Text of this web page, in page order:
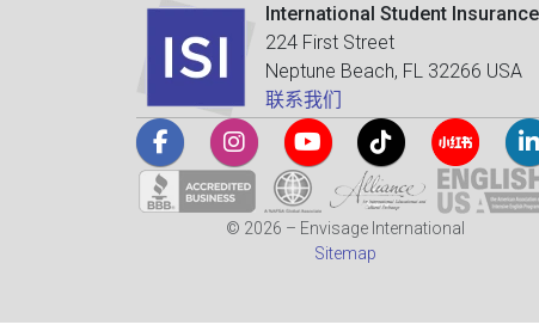
International Student Insurance
224 First Street
Neptune Beach, FL 32266 USA
联系我们
© 2026 – Envisage International
Sitemap